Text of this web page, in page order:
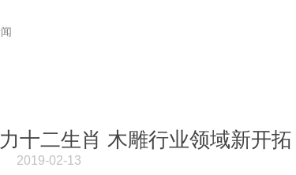
十二生肖 木雕行业领域新开拓
2019-02-13